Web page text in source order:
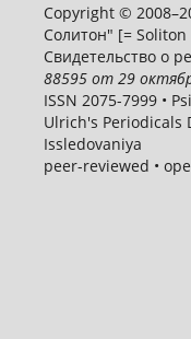
Copyright ©
Солитон" [=
Свидетельство о
88595от 29
ISSN 2075-7999 •
Ulrich's Periodicals
Issledovaniya
peer-reviewed •